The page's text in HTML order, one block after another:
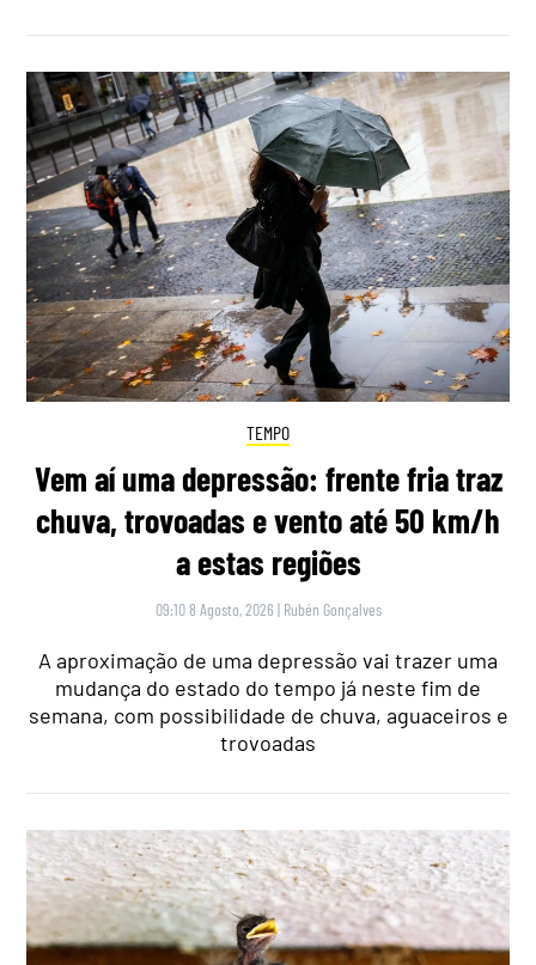
TEMPO
Vem aí uma depressão: frente fria traz
chuva, trovoadas e vento até 50 km/h
a estas regiões
09:10 8 Agosto, 2026 | Rubén Gonçalves
A aproximação de uma depressão vai trazer uma
mudança do estado do tempo já neste fim de
semana, com possibilidade de chuva, aguaceiros e
trovoadas